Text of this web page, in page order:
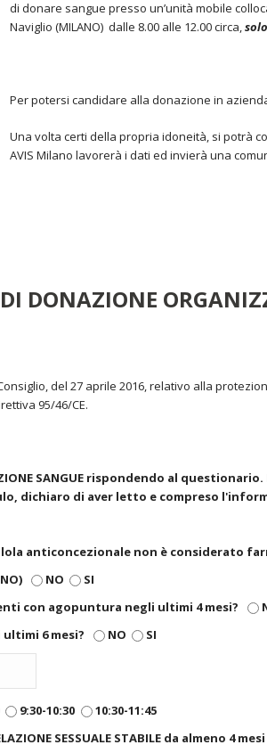
di donare sangue presso un’unità mobile
Naviglio (MILANO) dalle 8.00 alle 12.00 circa,
Per potersi candidare alla donazione in
Una volta certi della propria idoneità, si potrà
AVIS Milano lavorerà i dati ed invierà una
DONAZIONE
del 27 aprile 2016, relativo alla
95/46/CE.
SANGUE rispondendo al
dichiaro di aver letto e compreso
anticoncezionale non è considerato
NO
SI
con agopuntura negli ultimi 4 mesi?
6 mesi?
NO SI
9:30-10:30
10:30-11:45
SESSUALE STABILE da almeno 4